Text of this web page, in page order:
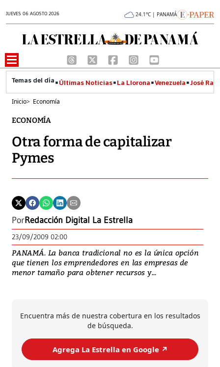
JUEVES 06 AGOSTO 2026 24.1°C | PANAMÁ
Últimas Noticias La Llorona Venezuela José
Inicio> Economía
ECONOMÍA
Otra forma de capitalizar
Pymes
PorRedacción Digital La Estrella
23/09/2009 02:00
PANAMÁ. La banca tradicional no es la única opción
que tienen los emprendedores en las empresas de
menor tamaño para obtener recursos y...
Encuentra más de nuestra cobertura en los resultados
de búsqueda.
Agrega La Estrella en Google ↗️